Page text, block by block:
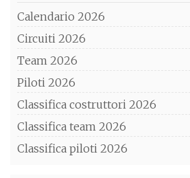
Calendario 2026
Circuiti 2026
Team 2026
Piloti 2026
Classifica costruttori 2026
Classifica team 2026
Classifica piloti 2026